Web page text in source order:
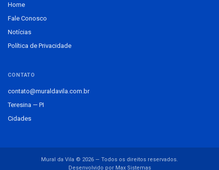
Home
Fale Conosco
Notícias
Política de Privacidade
CONTATO
contato@muraldavila.com.br
Teresina — PI
Cidades
Mural da Vila © 2026 — Todos os direitos reservados.
Desenvolvido por Max Sistemas